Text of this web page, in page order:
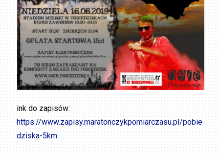
ink do zapisów:
https://www.zapisy.maratonczykpomiarczasu.pl/pobie
dziska-5km